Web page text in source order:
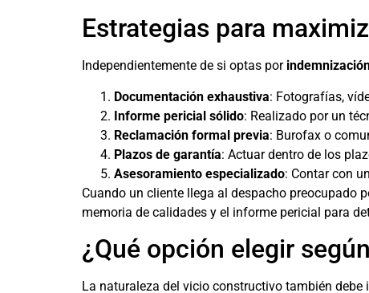
Estrategias para
Independientemente de si optas por
Documentación exhaustiva: Fotografías,
Informe pericial sólido: Realizado por un
Reclamación formal previa: Burofax o
Plazos de garantía: Actuar dentro de los
Asesoramiento especializado: Contar con
Cuando un cliente llega al despacho preocupado
memoria de calidades y el informe pericial para
¿Qué opción elegir
La naturaleza del vicio constructivo también debe